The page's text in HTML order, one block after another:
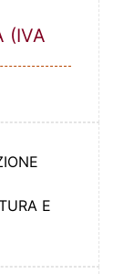
(IVA
E